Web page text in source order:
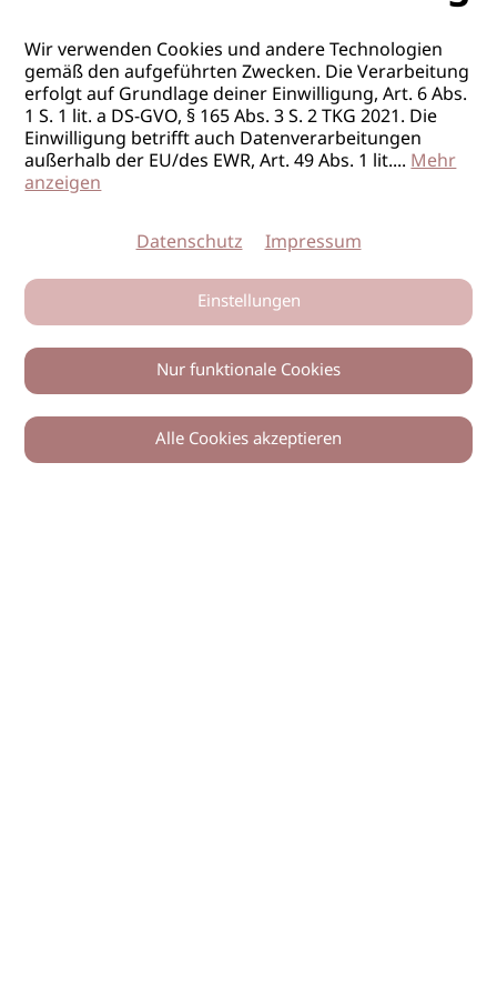
Wir verwenden Cookies und andere Technologien
gemäß den aufgeführten Zwecken. Die Verarbeitung
erfolgt auf Grundlage deiner Einwilligung, Art. 6 Abs.
1 S. 1 lit. a DS-GVO, § 165 Abs. 3 S. 2 TKG 2021. Die
Einwilligung betrifft auch Datenverarbeitungen
außerhalb der EU/des EWR, Art. 49 Abs. 1 lit....Mehr
anzeigen
Datenschutz Impressum
Einstellungen
Nur funktionale Cookies
Alle Cookies akzeptieren